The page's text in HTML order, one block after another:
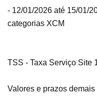
- 12/01/2026 até 15/01/
categorias XCM
TSS - Taxa Serviço Site
Valores e prazos demais